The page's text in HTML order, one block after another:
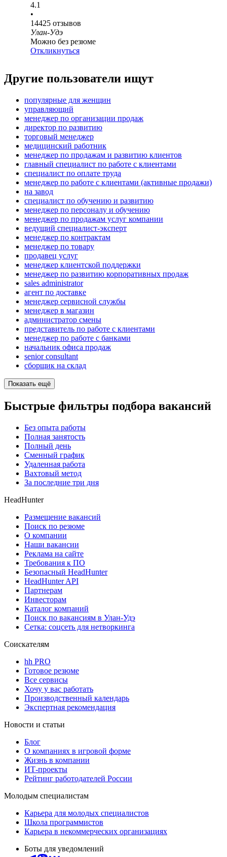
4.1
•
14425 отзывов
Улан-Удэ
Можно без резюме
Откликнуться
Другие пользователи ищут
популярные для женщин
управляющий
менеджер по организации продаж
директор по развитию
торговый менеджер
медицинский работник
менеджер по продажам и развитию клиентов
главный специалист по работе с клиентами
специалист по оплате труда
менеджер по работе с клиентами (активные продажи)
на завод
специалист по обучению и развитию
менеджер по персоналу и обучению
менеджер по продажам услуг компании
ведущий специалист-эксперт
менеджер по контрактам
менеджер по товару
продавец услуг
менеджер клиентской поддержки
менеджер по развитию корпоративных продаж
sales administrator
агент по доставке
менеджер сервисной службы
менеджер в магазин
администратор смены
представитель по работе с клиентами
менеджер по работе с банками
начальник офиса продаж
senior consultant
сборщик на склад
Показать ещё
Быстрые фильтры подбора вакансий
Без опыта работы
Полная занятость
Полный день
Сменный график
Удаленная работа
Вахтовый метод
За последние три дня
HeadHunter
Размещение вакансий
Поиск по резюме
О компании
Наши вакансии
Реклама на сайте
Требования к ПО
Безопасный HeadHunter
HeadHunter API
Партнерам
Инвесторам
Каталог компаний
Поиск по вакансиям в Улан-Удэ
Сетка: соцсеть для нетворкинга
Соискателям
hh PRO
Готовое резюме
Все сервисы
Хочу у вас работать
Производственный календарь
Экспертная рекомендация
Новости и статьи
Блог
О компаниях в игровой форме
Жизнь в компании
ИТ-проекты
Рейтинг работодателей России
Молодым специалистам
Карьера для молодых специалистов
Школа программистов
Карьера в некоммерческих организациях
Боты для уведомлений